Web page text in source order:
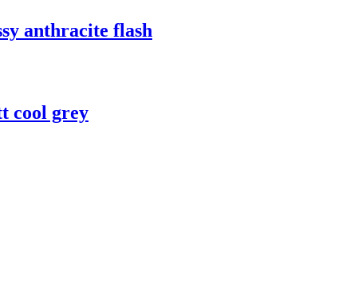
anthracite flash
cool grey